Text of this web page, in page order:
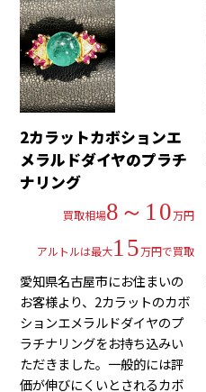
2カラットカボションエ
メラルドダイヤのプラチ
ナリング
買取相場8～10万円
アルトルは最大15万円で買取
愛知県名古屋市にお住まいの
お客様より、2カラットのカボ
ションエメラルドダイヤのプ
ラチナリングをお持ち込みい
ただきました。一般的には評
価が伸びにくいとされるカボ